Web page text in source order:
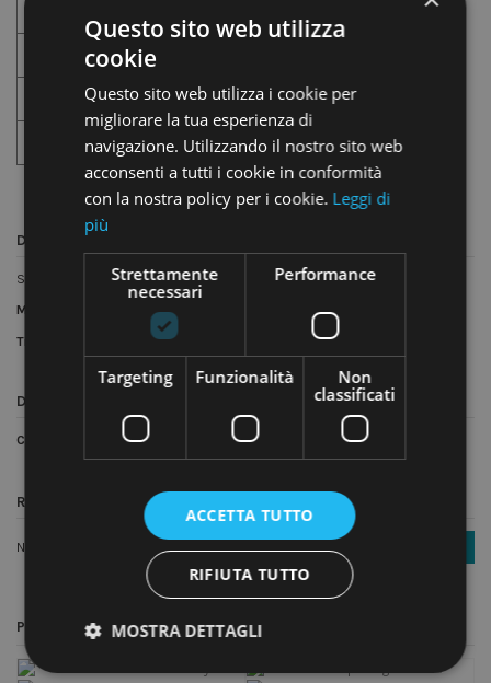
Farmacia
Autofficina
Industria
Descrizione
Scatole per pizza - formato pinsa romana
Materiali:
Tipologia
Dettagli del prodotto
Condizione Nuovo prodotto
Recensioni (0)
Nessuna recensione Scrivi una recensione
Potrebbe anche piacerti
Questo sito web utilizza
cookie
Questo sito web utilizza i cookie per
migliorare la tua esperienza di
navigazione. Utilizzando il nostro sito web
acconsenti a tutti i cookie in conformità
con la nostra policy per i cookie. Leggi di
più
Strettamente
necessari
Performance
Targeting Funzionalità
Non
classificati
ACCETTA TUTTO
RIFIUTA TUTTO
MOSTRA DETTAGLI